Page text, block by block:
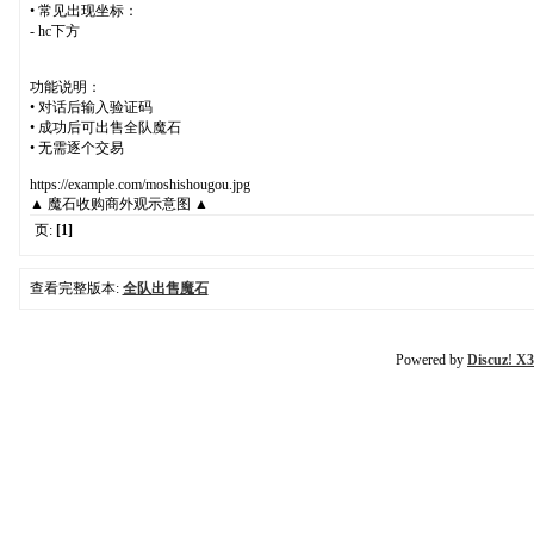
• 常见出现坐标：
- hc下方
功能说明：
• 对话后输入验证码
• 成功后可出售全队魔石
• 无需逐个交易
https://example.com/moshishougou.jpg
▲ 魔石收购商外观示意图 ▲
页: [1]
查看完整版本: 全队出售魔石
Powered by Discuz!